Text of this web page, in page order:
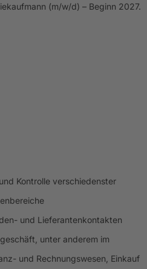
(m/w/d) – Beginn 2027.
Kontrolle verschiedenster
und Lieferantenkontakten
unter anderem im
und Rechnungswesen, Einkauf